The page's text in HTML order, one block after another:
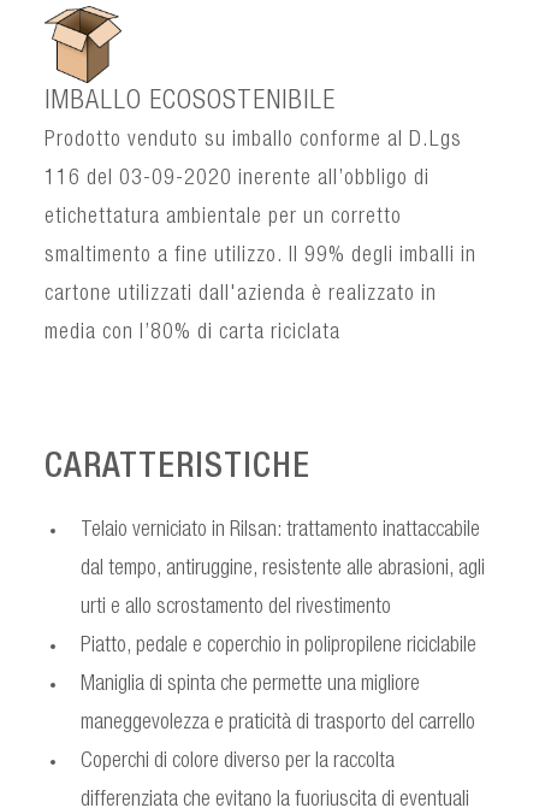
IMBALLO ECOSOSTENIBILE
Prodotto venduto su imballo conforme al D.Lgs
116 del 03-09-2020 inerente all’obbligo di
etichettatura ambientale per un corretto
smaltimento a fine utilizzo. Il 99% degli imballi in
cartone utilizzati dall'azienda è realizzato in
media con l’80% di carta riciclata
CARATTERISTICHE
Telaio verniciato in Rilsan: trattamento inattaccabile
dal tempo, antiruggine, resistente alle abrasioni, agli
urti e allo scrostamento del rivestimento
Piatto, pedale e coperchio in polipropilene riciclabile
Maniglia di spinta che permette una migliore
maneggevolezza e praticità di trasporto del carrello
Coperchi di colore diverso per la raccolta
differenziata che evitano la fuoriuscita di eventuali